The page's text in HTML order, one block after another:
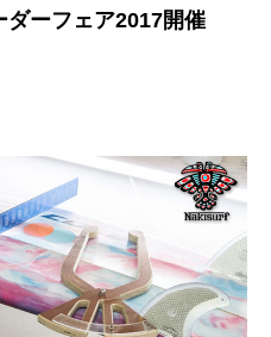
ダーフェア2017開催